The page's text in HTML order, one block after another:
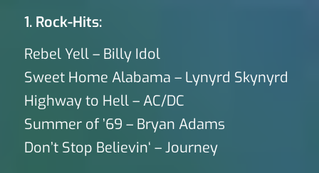
1. Rock-Hits:
Rebel Yell – Billy Idol
Sweet Home Alabama – Lynyrd Skynyrd
Highway to Hell – AC/DC
Summer of ’69 – Bryan Adams
Don’t Stop Believin‘ – Journey